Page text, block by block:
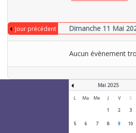
Jour précédent Dimanche 11 Mai
Aucun évènement
Mai 2025
L Ma Me J V S
1
2 3
5 6 7 8 9 10